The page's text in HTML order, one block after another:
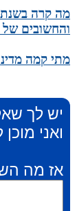
והחשובים של 1929!
מתי קמה
יש לך
ואני
אז מה